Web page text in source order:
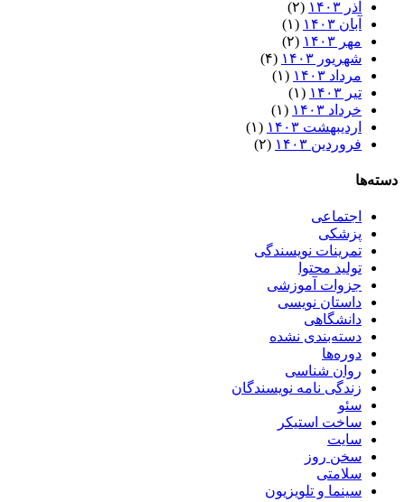
آذر ۱۴۰۳
(۲)
آبان ۱۴۰۳
(۱)
مهر ۱۴۰۳
(۲)
شهریور ۱۴۰۳
(۴)
مرداد ۱۴۰۳
(۱)
تیر ۱۴۰۳
(۱)
خرداد ۱۴۰۳
(۱)
اردیبهشت ۱۴۰۳
(۱)
فروردین ۱۴۰۳
(۲)
دسته‌ها
اجتماعی
پزشکی
تمرینات نویسندگی
تولید محتوا
جزوات آموزشی
داستان نویسی
دانشگاهی
دسته‌بندی نشده
دوره‌ها
روان شناسی
زندگی نامه نویسندگان
سئو
ساخت استیکر
سایت
سخن روز
سلامتی
سینما و تلویزیون